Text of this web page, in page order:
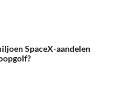
SpaceX-aandelen